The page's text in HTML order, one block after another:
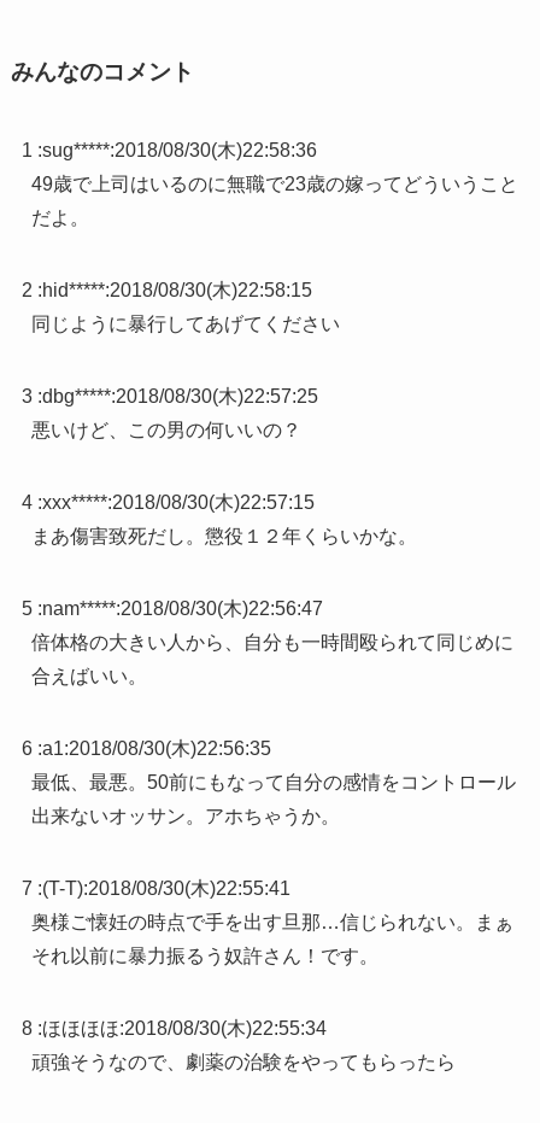
みんなのコメント
1 :sug*****:2018/08/30(木)22:58:36
49歳で上司はいるのに無職で23歳の嫁ってどういうこと
だよ。
2 :hid*****:2018/08/30(木)22:58:15
同じように暴行してあげてください
3 :dbg*****:2018/08/30(木)22:57:25
悪いけど、この男の何いいの？
4 :xxx*****:2018/08/30(木)22:57:15
まあ傷害致死だし。懲役１２年くらいかな。
5 :nam*****:2018/08/30(木)22:56:47
倍体格の大きい人から、自分も一時間殴られて同じめに
合えばいい。
6 :a1:2018/08/30(木)22:56:35
最低、最悪。50前にもなって自分の感情をコントロール
出来ないオッサン。アホちゃうか。
7 :(T-T):2018/08/30(木)22:55:41
奥様ご懐妊の時点で手を出す旦那…信じられない。まぁ
それ以前に暴力振るう奴許さん！です。
8 :ほほほほ:2018/08/30(木)22:55:34
頑強そうなので、劇薬の治験をやってもらったら